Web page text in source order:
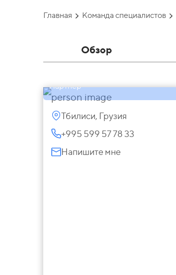
Главная Команда специалистов
Обзор
Партнер
Тбилиси, Грузия
+995 599 57 78 33
Напишите мне